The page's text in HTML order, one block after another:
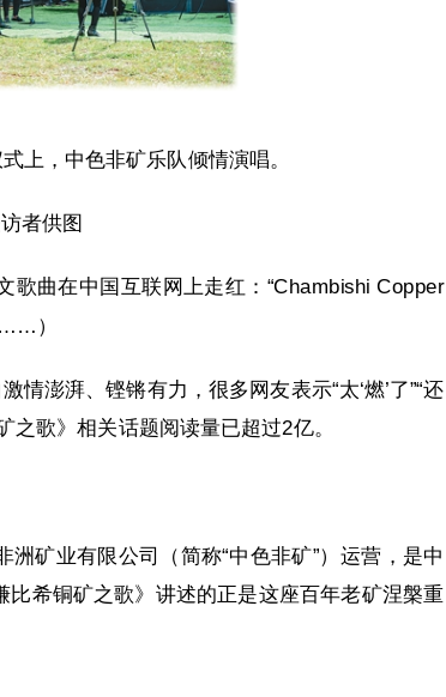
上，中色非矿乐队倾情演唱。
者供图
曲在中国互联网上走红：“Chambishi Copper
）
情澎湃、铿锵有力，很多网友表示“太‘燃’了”“还
之歌》相关话题阅读量已超过2亿。
矿业有限公司（简称“中色非矿”）运营，是中
希铜矿之歌》讲述的正是这座百年老矿涅槃重